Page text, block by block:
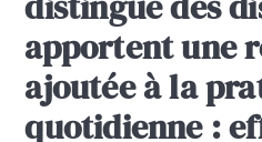
apportent une
ajoutée à la
quotidienne :